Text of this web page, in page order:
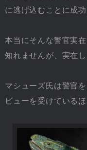
に逃げ込むことに成
本当にそんな警官実
知れませんが、実在し
マシューズ氏は警官を
ビューを受けているほ